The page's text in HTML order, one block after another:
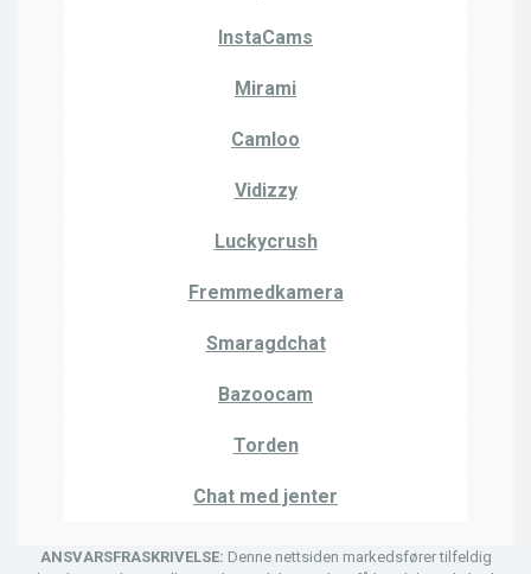
InstaCams
Mirami
Camloo
Vidizzy
Luckycrush
Fremmedkamera
Smaragdchat
Bazoocam
Torden
Chat med jenter
ANSVARSFRASKRIVELSE: Denne nettsiden markedsfører tilfeldig